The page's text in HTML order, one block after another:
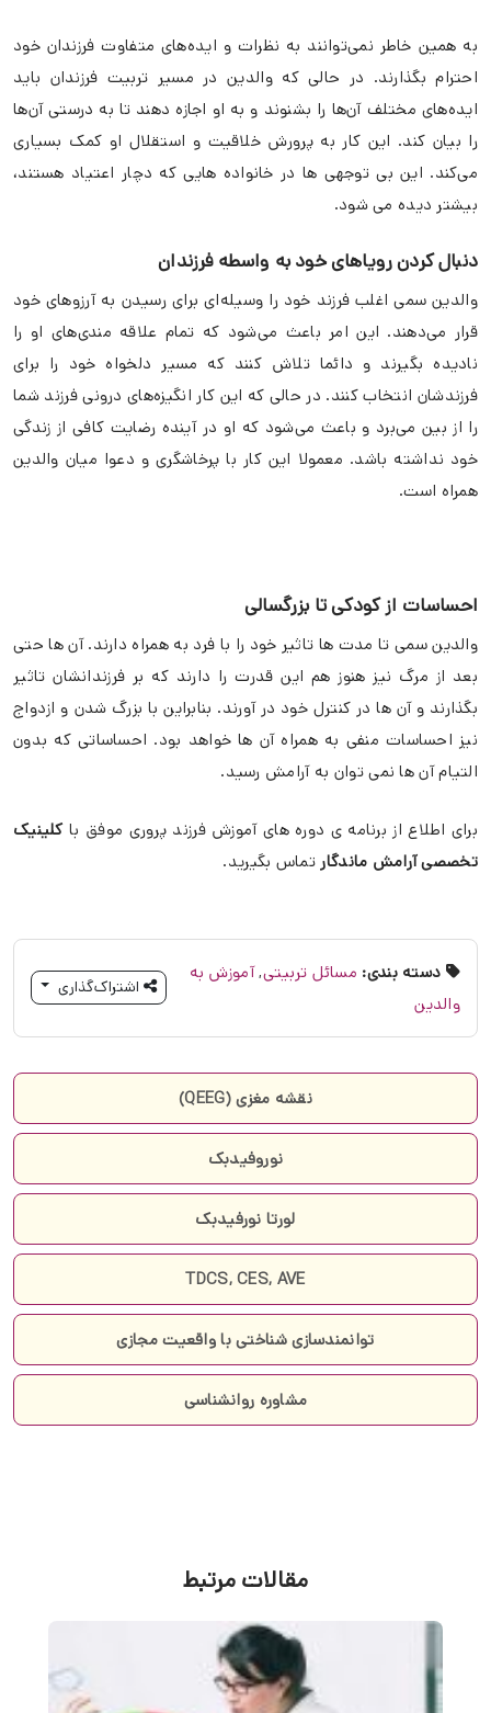
به همین خاطر نمی‌توانند به نظرات و ایده‌های متفاوت فرزندان خود
احترام بگذارند. در حالی که والدین در مسیر تربیت فرزندان باید
ایده‌های مختلف آن‌ها را بشنوند و به او اجازه دهند تا به درستی آن‌ها
را بیان کند. این کار به پرورش خلاقیت و استقلال او کمک بسیاری
می‌کند. این بی توجهی ها در خانواده هایی که دچار اعتیاد هستند،
بیشتر دیده می شود.
دنبال کردن رویاهای خود به واسطه فرزندان
والدین سمی اغلب فرزند خود را وسیله‌ای برای رسیدن به آرزوهای خود
قرار می‌دهند. این امر باعث می‌شود که تمام علاقه مندی‌های او را
نادیده بگیرند و دائما تلاش کنند که مسیر دلخواه خود را برای
فرزندشان انتخاب کنند. در حالی که این کار انگیزه‌های درونی فرزند شما
را از بین می‌برد و باعث می‌شود که او در آینده رضایت‌ کافی از زندگی
خود نداشته باشد. معمولا این کار با پرخاشگری و دعوا میان والدین
همراه است.
احساسات از کودکی تا بزرگسالی
والدین سمی تا مدت ها تاثیر خود را با فرد به همراه دارند. آن ها حتی
بعد از مرگ نیز هنوز هم این قدرت را دارند که بر فرزندانشان تاثیر
بگذارند و آن ها در کنترل خود در آورند. بنابراین با بزرگ شدن و ازدواج
نیز احساسات منفی به همراه آن ها خواهد بود. احساساتی که بدون
التیام آن ها نمی توان به آرامش رسید.
برای اطلاع از برنامه ی دوره های آموزش فرزند پروری موفق باکلینیک
تخصصی آرامش ماندگار تماس بگیرید.
دسته بندی: مسائل تربیتی,آموزش به
والدین
اشتراک‌گذاری
نقشه مغزی (QEEG)
نوروفیدبک
لورتا نورفیدبک
TDCS, CES, AVE
توانمندسازی شناختی با واقعیت مجازی
مشاوره روانشناسی
مقالات مرتبط